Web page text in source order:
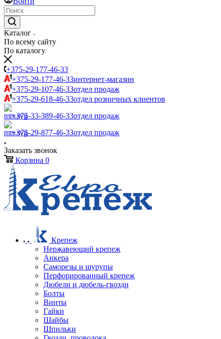
Каталог
По всему сайту
По каталогу
+375-29-177-46-33
+375-29-177-46-33интернет-магазин
+375-29-107-46-33отдел продаж
+375-29-618-46-33отдел розничных клиентов
+375-33-389-46-33отдел продаж
+375-29-877-46-33отдел продаж
Заказать звонок
Корзина 0
Крепеж
Нержавеющий крепеж
Анкера
Саморезы и шурупы
Перфорированный крепеж
Дюбели и дюбель-гвозди
Болты
Винты
Гайки
Шайбы
Шпильки